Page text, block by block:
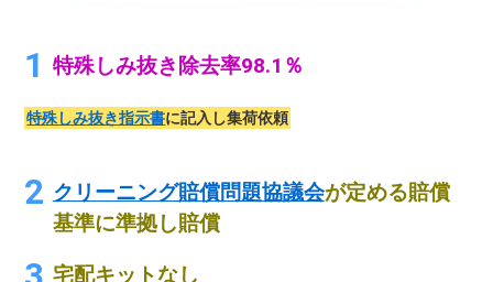
特殊しみ抜き除去率98.1％
特殊しみ抜き指示書に記入し集荷依頼
クリーニング賠償問題協議会が定める賠償
基準に準拠し賠償
宅配キットなし